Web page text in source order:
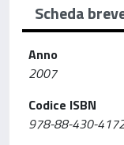
Scheda
Anno
2007
Codice ISBN
978-88-430-